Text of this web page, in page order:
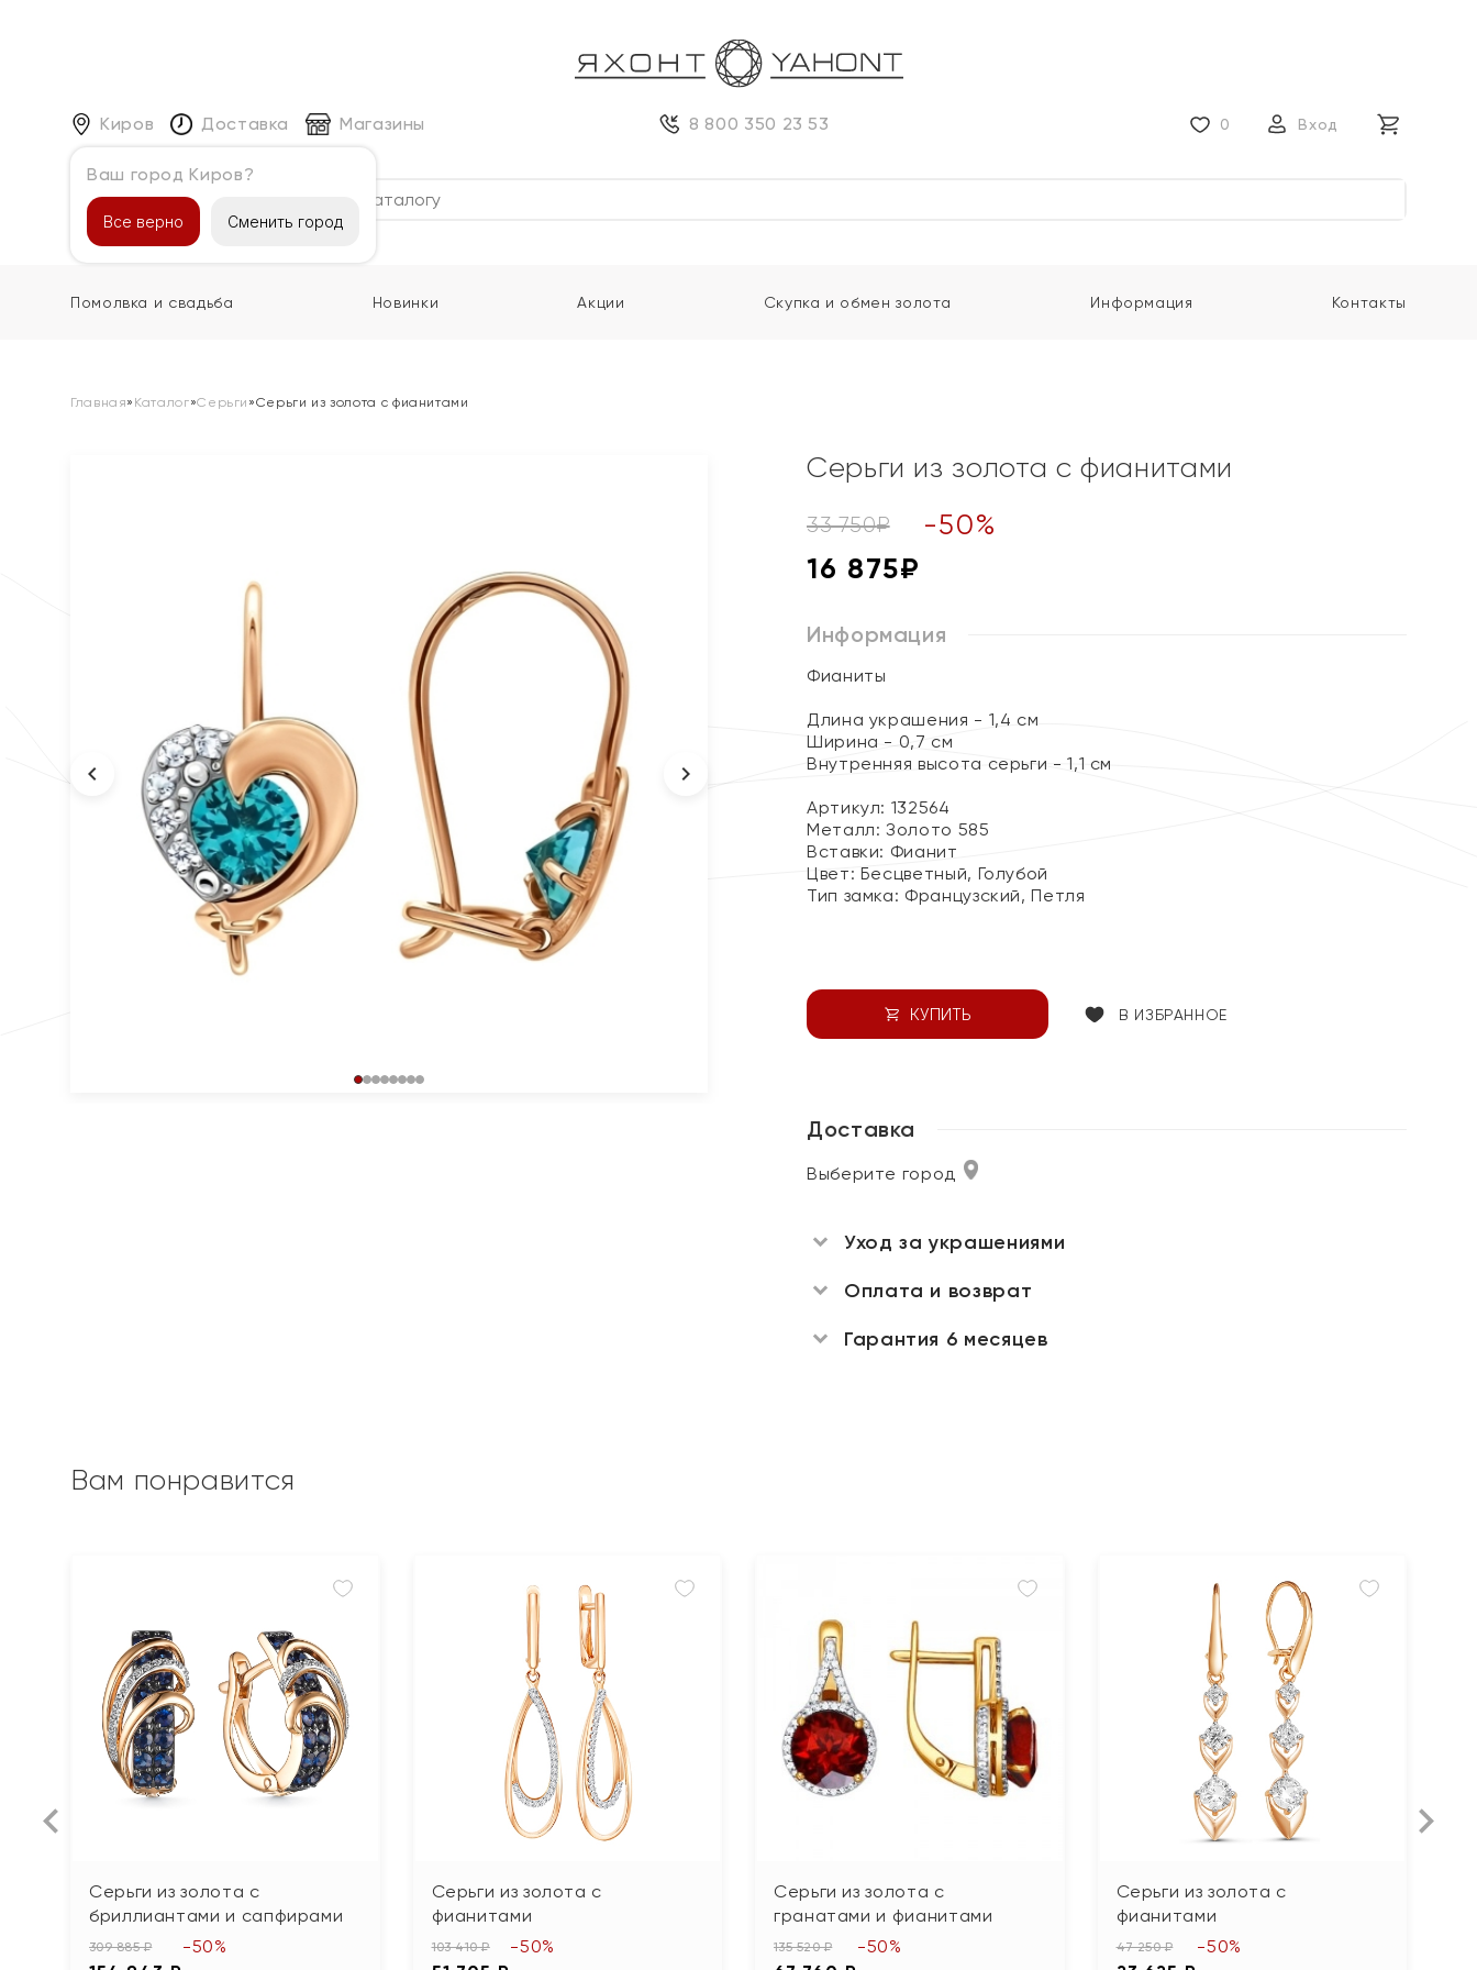
Киров
Ваш город Киров?
Все верно Сменить город
Доставка Магазины 8 800 350 23 53 0 Вход
Каталог
Помолвка и свадьба Новинки Акции Скупка и обмен золота Информация Контакты
Главная» Каталог»Серьги »Серьги из золота с фианитами
Серьги из золота с фианитами
33 750₽ -50%
16 875₽
Информация
Фианиты
Длина украшения - 1,4 см
Ширина - 0,7 см
Внутренняя высота серьги - 1,1 см
Артикул: 132564
Металл:Золото 585
Вставки: Фианит
Цвет: Бесцветный, Голубой
Тип замка: Французский, Петля
КУПИТЬ В ИЗБРАННОЕ
Доставка
Выберите город
Уход за украшениями
Оплата и возврат
Гарантия 6 месяцев
Вам понравится
Серьги из золота с
бриллиантами и сапфирами
309 885 ₽ -50%
Серьги из золота с
фианитами
103 410 ₽ -50%
Серьги из золота с
гранатами и фианитами
135 520 ₽ -50%
Серьги из золота с
фианитами
47 250 ₽ -50%